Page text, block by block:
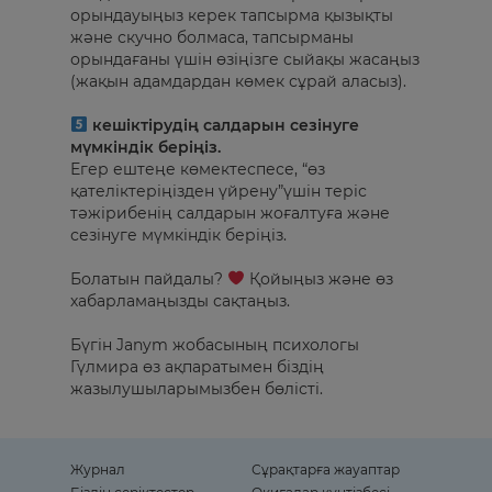
орындауыңыз керек тапсырма қызықты
және скучно болмаса, тапсырманы
орындағаны үшін өзіңізге сыйақы жасаңыз
(жақын адамдардан көмек сұрай аласыз).⁣⁣⠀
кешіктірудің салдарын сезінуге
мүмкіндік беріңіз. ⁣⁣
Егер ештеңе көмектеспесе, “өз
қателіктеріңізден үйрену”үшін теріс
тәжірибенің салдарын жоғалтуға және
сезінуге мүмкіндік беріңіз.⁣⁣⠀
Болатын пайдалы?
Қойыңыз және өз
хабарламаңызды сақтаңыз. ⁣⁣⠀
Бүгін Janym жобасының психологы
Гүлмира өз ақпаратымен біздің
жазылушыларымызбен бөлісті. ⁣⁣⠀
Журнал
Сұрақтарға жауаптар